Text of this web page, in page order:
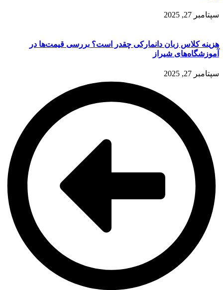
سپتامبر 27, 2025
هزینه کلاس زبان دانمارکی چقدر است؟ بررسی قیمت‌ها در
آموزشگاه‌های شیراز
سپتامبر 27, 2025